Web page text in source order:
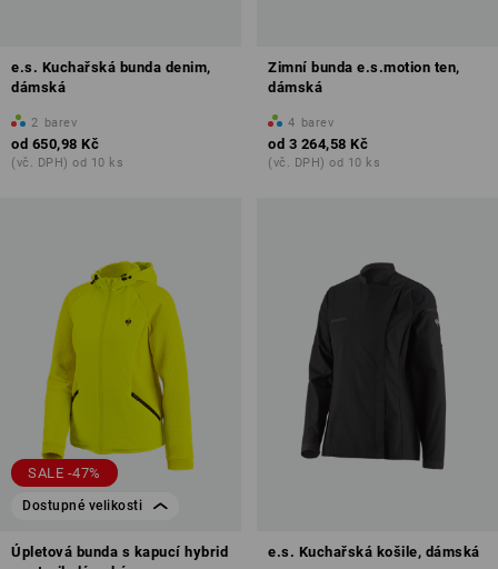
e.s. Kuchařská bunda denim,
dámská
2 barev
od 650,98 Kč
(vč. DPH) od 10 ks
Zimní bunda e.s.motion ten,
dámská
4 barev
od 3 264,58 Kč
(vč. DPH) od 10 ks
SALE -47%
Dostupné velikosti
Úpletová bunda s kapucí hybrid
e.s. Kuchařská košile, dámská